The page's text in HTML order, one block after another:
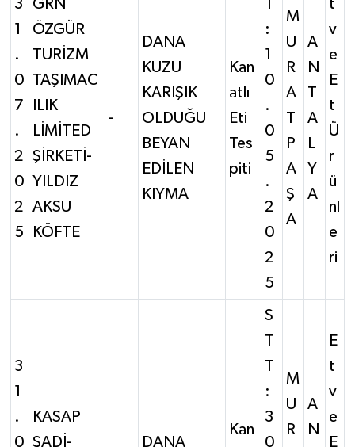
3
1
.
0
7
.
2
0
2
5
GRN
ÖZGÜR
TURİZM
TAŞIMAC
ILIK
LİMİTED
ŞİRKETİ-
YILDIZ
AKSU
KÖFTE
-
DANA
KUZU
KARIŞIK
OLDUĞU
BEYAN
EDİLEN
KIYMA
Kan
atlı
Eti
Tes
piti
T
:
1
0
.
0
5
.
2
0
2
5
M
U
R
A
T
P
A
Ş
A
A
N
T
A
L
Y
A
t
v
e
E
t
Ü
r
ü
nl
e
ri
3
1
.
0
KASAP
ŞADİ-
DANA
Kan
S
T
T
:
3
0
M
U
R
A
N
E
t
v
e
E